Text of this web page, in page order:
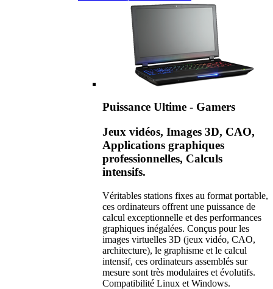
Puissance Ultime - Gamers
Jeux vidéos, Images 3D, CAO,
Applications graphiques
professionnelles, Calculs
intensifs.
Véritables stations fixes au format portable,
ces ordinateurs offrent une puissance de
calcul exceptionnelle et des performances
graphiques inégalées. Conçus pour les
images virtuelles 3D (jeux vidéo, CAO,
architecture), le graphisme et le calcul
intensif, ces ordinateurs assemblés sur
mesure sont très modulaires et évolutifs.
Compatibilité Linux et Windows.